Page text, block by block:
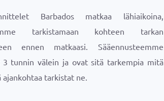
Barbados matkaa lähiaikoina,
tarkistamaan kohteen tarkan
ennen matkaasi. Sääennusteemme
3 tunnin välein ja ovat sitä tarkempia mitä
ajankohtaa tarkistat ne.